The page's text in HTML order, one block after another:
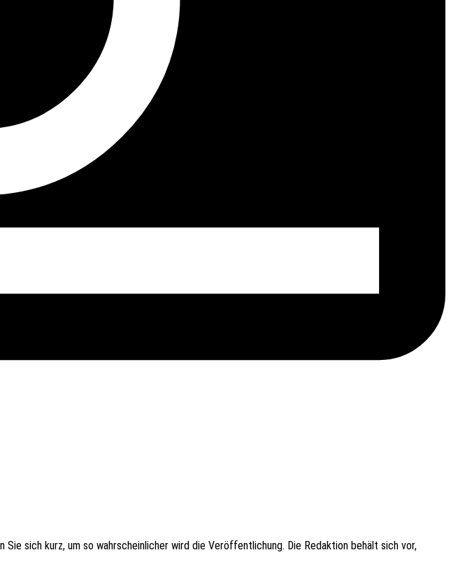
sich kurz, um so wahr­schein­li­cher wird die Veröf­fent­li­chung. Die Redak­ti­on behält sich vor,